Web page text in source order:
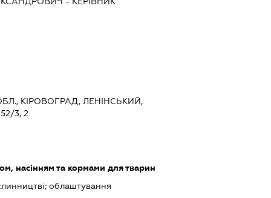
КІРОВОГРАД, ЛЕНІНСЬКИЙ,
3, 2
насінням та кормами для тварин
облаштування